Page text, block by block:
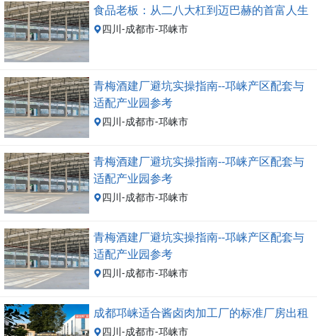
食品老板：从二八大杠到迈巴赫的首富人生
四川-成都市-邛崃市
青梅酒建厂避坑实操指南--邛崃产区配套与
适配产业园参考
四川-成都市-邛崃市
青梅酒建厂避坑实操指南--邛崃产区配套与
适配产业园参考
四川-成都市-邛崃市
青梅酒建厂避坑实操指南--邛崃产区配套与
适配产业园参考
四川-成都市-邛崃市
成都邛崃适合酱卤肉加工厂的标准厂房出租
四川-成都市-邛崃市